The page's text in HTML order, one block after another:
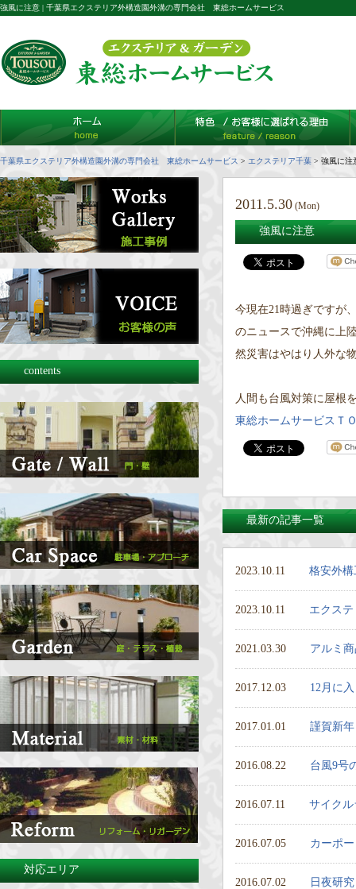
強風に注意 | 千葉県エクステリア外構造園外溝の専門会社 東総ホームサービス
千葉県エクステリア外構造園外溝の専門会社 東総ホームサービス > エクステリア千葉 > 強風に注
2011.5.30 (Mon)
強風に注意
今現在21時過ぎですが
のニュースで沖縄に上
然災害はやはり人外な
人間も台風対策に屋根
東総ホームサービスＴ
最新の記事一覧
2023.10.11 格安外
2023.10.11 エクス
2021.03.30 アルミ
2017.12.03 12月に
2017.01.01 謹賀新年
2016.08.22 台風9号
2016.07.11 サイク
2016.07.05 カーポ
2016.07.02 日夜研
contents
対応エリア